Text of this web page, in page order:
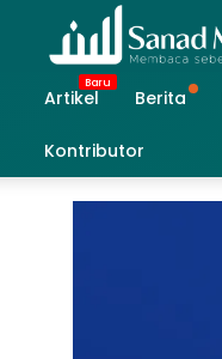
Artikel
Berita
Kontributor